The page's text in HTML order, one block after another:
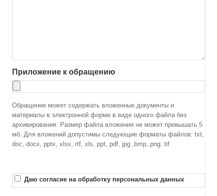
Приложение к обращению
Обращение может содержать вложенные документы и
материалы в электронной форме в виде одного файла без
архивирования. Размер файла вложения не может превышать 5
мб. Для вложений допустимы следующие форматы файлов: txt,
doc, docx, pptx, xlsx, rtf, xls, ppt, pdf, jpg ,bmp, png, tif
Даю согласие на обработку персональных данных